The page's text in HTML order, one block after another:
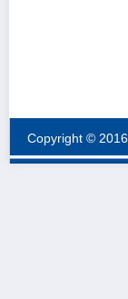
Copyright ©